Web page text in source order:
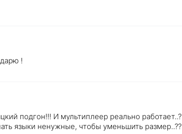
!
подгон!!! И мультиплеер реально работает..?
языки ненужные, чтобы уменьшить размер..??